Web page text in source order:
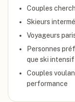
Couples
Skieurs
Voyageurs
Personnes
que ski intensif
Couples
performance